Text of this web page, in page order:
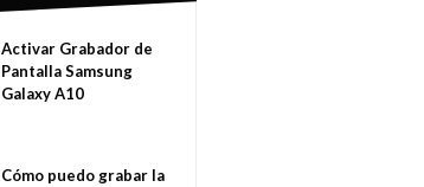
Activar Grabador de
Pantalla Samsung
Galaxy A10
Cómo puedo grabar la